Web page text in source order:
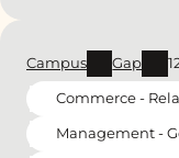
Campus Gap
Commerce -
Management -